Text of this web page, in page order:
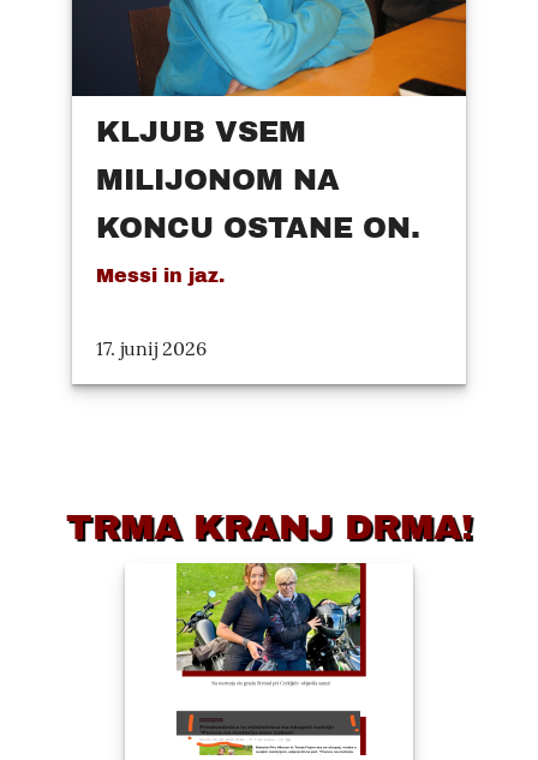
KLJUB VSEM
MILIJONOM NA
KONCU OSTANE ON.
Messi in jaz.
17. junij 2026
TRMA KRANJ DRMA!